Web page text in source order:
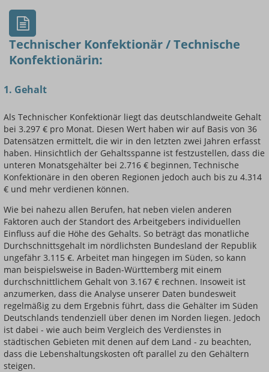
Technischer Konfektionär / Technische
Konfektionärin:
1. Gehalt
Als Technischer Konfektionär liegt das deutschlandweite Gehalt
bei 3.297 € pro Monat. Diesen Wert haben wir auf Basis von 36
Datensätzen ermittelt, die wir in den letzten zwei Jahren erfasst
haben. Hinsichtlich der Gehaltsspanne ist festzustellen, dass die
unteren Monatsgehälter bei 2.716 € beginnen, Technische
Konfektionäre in den oberen Regionen jedoch auch bis zu 4.314
€ und mehr verdienen können.
Wie bei nahezu allen Berufen, hat neben vielen anderen
Faktoren auch der Standort des Arbeitgebers individuellen
Einfluss auf die Höhe des Gehalts. So beträgt das monatliche
Durchschnittsgehalt im nördlichsten Bundesland der Republik
ungefähr 3.115 €. Arbeitet man hingegen im Süden, so kann
man beispielsweise in Baden-Württemberg mit einem
durchschnittlichem Gehalt von 3.167 € rechnen. Insoweit ist
anzumerken, dass die Analyse unserer Daten bundesweit
regelmäßig zu dem Ergebnis führt, dass die Gehälter im Süden
Deutschlands tendenziell über denen im Norden liegen. Jedoch
ist dabei - wie auch beim Vergleich des Verdienstes in
städtischen Gebieten mit denen auf dem Land - zu beachten,
dass die Lebenshaltungskosten oft parallel zu den Gehältern
steigen.